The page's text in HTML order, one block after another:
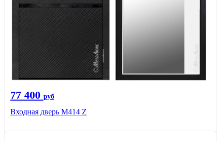
77 400 руб
Входная дверь М414 Z